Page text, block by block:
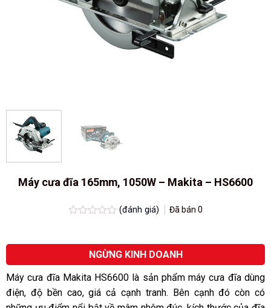
Máy cưa đĩa 165mm, 1050W – Makita – HS6600
hạng
5
sao
(đánh giá) Đã bán0
NGỪNG KINH DOANH
Máy cưa đĩa Makita HS6600 là sản phẩm máy cưa đĩa dùng
điện, độ bền cao, giá cả cạnh tranh. Bên cạnh đó còn có